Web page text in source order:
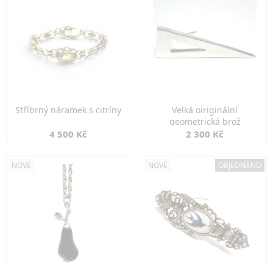
Stříbrný náramek s citríny
4 500 Kč
Velká oiriginální
geometrická brož
2 300 Kč
NOVÉ NOVÉ OBJEDNÁNO